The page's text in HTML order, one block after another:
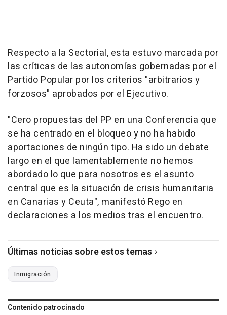
Respecto a la Sectorial, esta estuvo marcada por
las críticas de las autonomías gobernadas por el
Partido Popular por los criterios "arbitrarios y
forzosos" aprobados por el Ejecutivo.
"Cero propuestas del PP en una Conferencia que
se ha centrado en el bloqueo y no ha habido
aportaciones de ningún tipo. Ha sido un debate
largo en el que lamentablemente no hemos
abordado lo que para nosotros es el asunto
central que es la situación de crisis humanitaria
en Canarias y Ceuta", manifestó Rego en
declaraciones a los medios tras el encuentro.
Últimas noticias sobre estos temas
Inmigración
Contenido patrocinado